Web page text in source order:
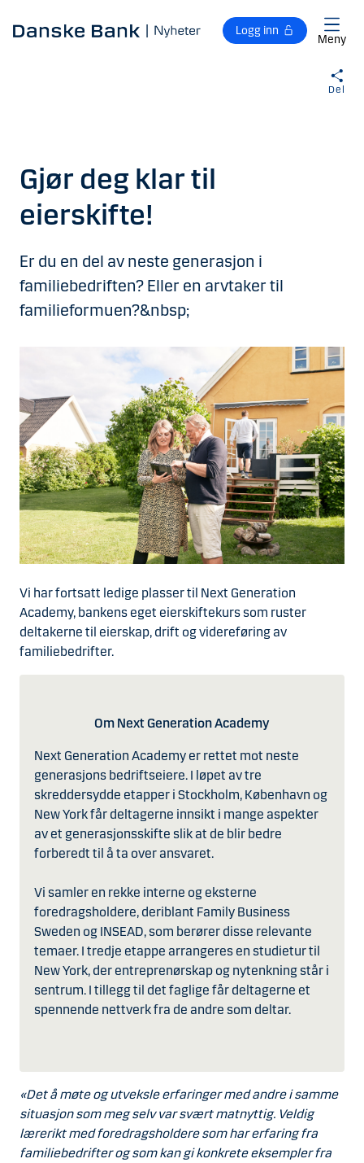
Logg inn
Meny
Del
Gjør deg klar til
eierskifte!
Er du en del av neste generasjon i
familiebedriften? Eller en arvtaker til
familieformuen?&nbsp;
Vi har fortsatt ledige plasser til Next Generation
Academy, bankens eget eierskiftekurs som ruster
deltakerne til eierskap, drift og videreføring av
familiebedrifter.
Om Next Generation Academy
Next Generation Academy er rettet mot neste
generasjons bedriftseiere. I løpet av tre
skreddersydde etapper i Stockholm, København og
New York får deltagerne innsikt i mange aspekter
av et generasjonsskifte slik at de blir bedre
forberedt til å ta over ansvaret.
Vi samler en rekke interne og eksterne
foredragsholdere, deriblant Family Business
Sweden og INSEAD, som berører disse relevante
temaer. I tredje etappe arrangeres en studietur til
New York, der entreprenørskap og nytenkning står i
sentrum. I tillegg til det faglige får deltagerne et
spennende nettverk fra de andre som deltar.
«Det å møte og utveksle erfaringer med andre i samme
situasjon som meg selv var svært matnyttig. Veldig
lærerikt med foredragsholdere som har erfaring fra
familiebedrifter og som kan gi konkrete eksempler fra